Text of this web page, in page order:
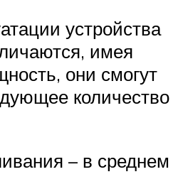
устройства
имея
они смогут
количество
– в среднем